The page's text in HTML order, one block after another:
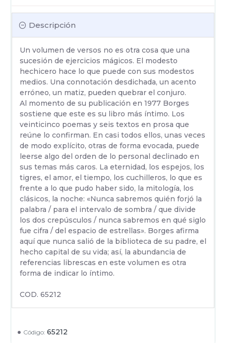
Código: 65212
Descripción
Un volumen de versos no es otra cosa que una
sucesión de ejercicios mágicos. El modesto
hechicero hace lo que puede con sus modestos
medios. Una connotación desdichada, un acento
erróneo, un matiz, pueden quebrar el conjuro.
Al momento de su publicación en 1977 Borges
sostiene que este es su libro más íntimo. Los
veinticinco poemas y seis textos en prosa que
reúne lo confirman. En casi todos ellos, unas veces
de modo explícito, otras de forma evocada, puede
leerse algo del orden de lo personal declinado en
sus temas más caros. La eternidad, los espejos, los
tigres, el amor, el tiempo, los cuchilleros, lo que es
frente a lo que pudo haber sido, la mitología, los
clásicos, la noche: «Nunca sabremos quién forjó la
palabra / para el intervalo de sombra / que divide
los dos crepúsculos / nunca sabremos en qué siglo
fue cifra / del espacio de estrellas». Borges afirma
aquí que nunca salió de la biblioteca de su padre, el
hecho capital de su vida; así, la abundancia de
referencias librescas en este volumen es otra
forma de indicar lo íntimo.
COD. 65212